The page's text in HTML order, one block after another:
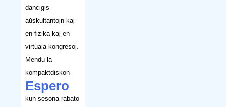
dancigis
aŭskultantojn kaj
en fizika kaj en
virtuala kongresoj.
Mendu la
kompaktdiskon
Espero
kun sesona rabato